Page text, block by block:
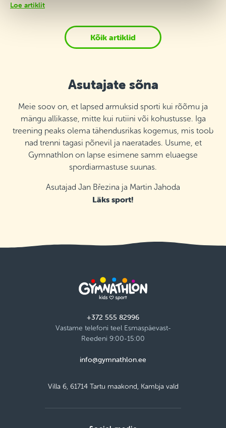
Loe artiklit
Kõik artiklid
Asutajate sõna
Meie soov on, et lapsed armuksid sporti kui rõõmu ja
mängu allikasse, mitte kui rutiini või kohustusse. Iga
treening peaks olema tähendusrikas kogemus, mis toob
nad trenni tagasi põnevil ja naeratades. Usume, et
Gymnathlon on lapse esimene samm eluaegse
spordiarmastuse suunas.
Asutajad Jan Březina ja Martin Jahoda
Läks sport!
+372 555 82996
Vastame telefoni teel Esmaspäevast-
Reedeni 9:00-15:00
info@gymnathlon.ee
Villa 6, 61714 Tartu maakond, Kambja vald